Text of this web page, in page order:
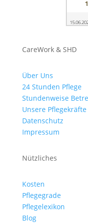
CareWork & SHD
Über Uns
24 Stunden Pflege
Stundenweise
Unsere Pflegekräfte
Datenschutz
Impressum
Nützliches
Kosten
Pflegegrade
Pflegelexikon
Blog